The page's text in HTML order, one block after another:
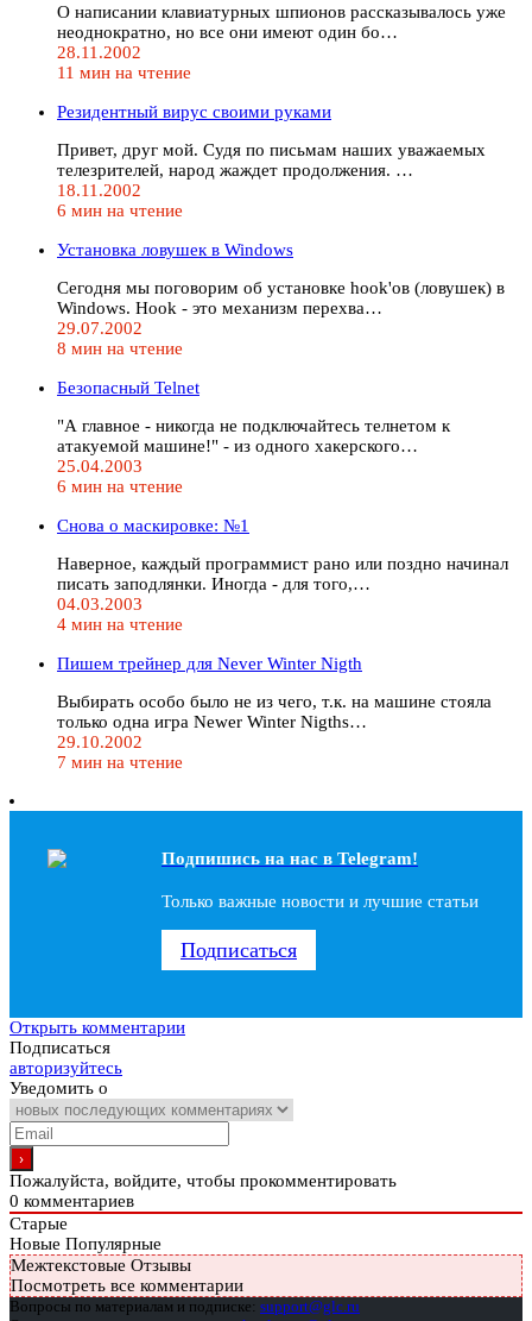
О написании клавиатурных шпионов рассказывалось уже
неоднократно, но все они имеют один бо…
28.11.2002
11 мин на чтение
Резидентный вирус своими руками
Привет, друг мой. Судя по письмам наших уважаемых
телезрителей, народ жаждет продолжения. …
18.11.2002
6 мин на чтение
Установка ловушек в Windows
Сегодня мы поговорим об установке hook'ов (ловушек) в
Windows. Hook - это механизм перехва…
29.07.2002
8 мин на чтение
Безопасный Telnet
"А главное - никогда не подключайтесь телнетом к
атакуемой машине!" - из одного хакерского…
25.04.2003
6 мин на чтение
Снова о маскировке: №1
Наверное, каждый программист рано или поздно начинал
писать заподлянки. Иногда - для того,…
04.03.2003
4 мин на чтение
Пишем трейнер для Never Winter Nigth
Выбирать особо было не из чего, т.к. на машине стояла
только одна игра Newer Winter Nigths…
29.10.2002
7 мин на чтение
Подпишись на наc в Telegram!
Только важные новости и лучшие статьи
Подписаться
Открыть комментарии
Подписаться
авторизуйтесь
Уведомить о
Пожалуйста, войдите, чтобы прокомментировать
0 комментариев
Старые
Новые Популярные
Межтекстовые Отзывы
Посмотреть все комментарии
Вопросы по материалам и подписке: support@glc.ru